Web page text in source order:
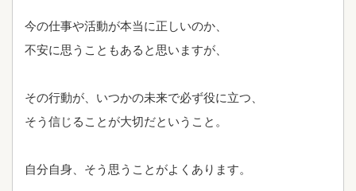
今の仕事や活動が本当に正しいのか、
不安に思うこともあると思いますが、
その行動が、いつかの未来で必ず役に立つ、
そう信じることが大切だということ。
自分自身、そう思うことがよくあります。